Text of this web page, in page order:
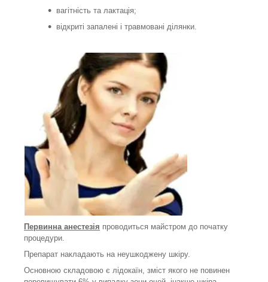
вагітність та лактація;
відкриті запалені і травмовані ділянки.
Первинна анестезія проводиться майстром до початку
процедури.
Препарат накладають на неушкоджену шкіру.
Основною складовою є лідокаїн, зміст якого не повинен